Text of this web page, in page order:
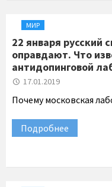
МИР
22 января русский
оправдают. Что
антидопинговой
17.01.2019
Почему московская
Подробнее